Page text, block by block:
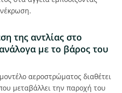
της αντλίας στο
με το βάρος του
αεροστρώματος διαθέτει
μεταβάλλει την παροχή του